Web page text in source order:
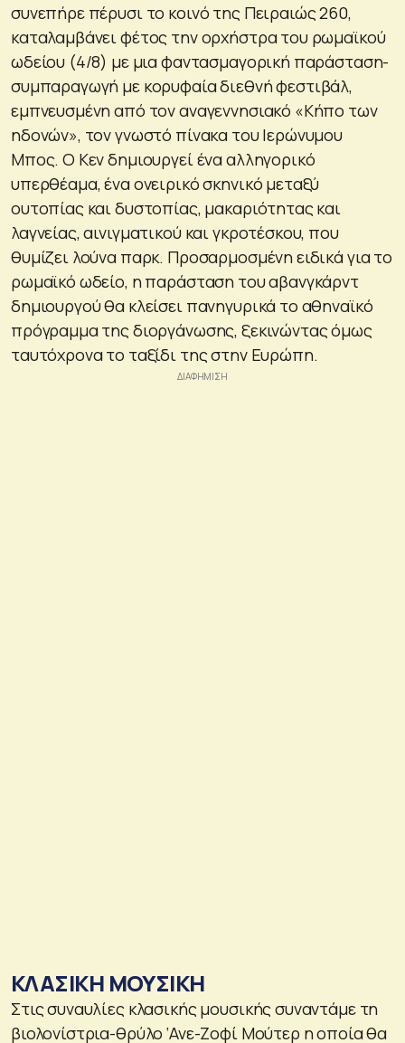
συνεπήρε πέρυσι το κοινό της Πειραιώς 260,
καταλαμβάνει φέτος την ορχήστρα του ρωμαϊκού
ωδείου (4/8) με μια φαντασμαγορική παράσταση-
συμπαραγωγή με κορυφαία διεθνή φεστιβάλ,
εμπνευσμένη από τον αναγεννησιακό «Κήπο των
ηδονών», τον γνωστό πίνακα του Ιερώνυμου
Μπος. Ο Κεν δημιουργεί ένα αλληγορικό
υπερθέαμα, ένα ονειρικό σκηνικό μεταξύ
ουτοπίας και δυστοπίας, μακαριότητας και
λαγνείας, αινιγματικού και γκροτέσκου, που
θυμίζει λούνα παρκ. Προσαρμοσμένη ειδικά για το
ρωμαϊκό ωδείο, η παράσταση του αβανγκάρντ
δημιουργού θα κλείσει πανηγυρικά το αθηναϊκό
πρόγραμμα της διοργάνωσης, ξεκινώντας όμως
ταυτόχρονα το ταξίδι της στην Ευρώπη.
ΚΛΑΣΙΚΗ ΜΟΥΣΙΚΗ
Στις συναυλίες κλασικής μουσικής συναντάμε τη
βιολονίστρια-θρύλο ‘Ανε-Ζοφί Μούτερ η οποία θα